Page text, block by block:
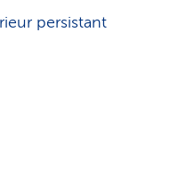
persistant